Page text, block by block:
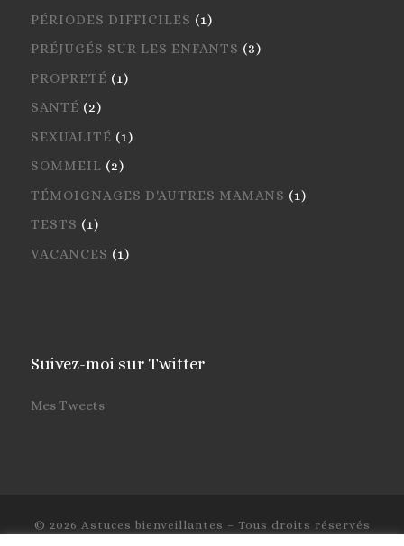
PÉRIODES DIFFICILES (1)
PRÉJUGÉS SUR LES ENFANTS (3)
PROPRETÉ (1)
SANTÉ (2)
SEXUALITÉ (1)
SOMMEIL (2)
TÉMOIGNAGES D'AUTRES MAMANS (1)
TESTS (1)
VACANCES (1)
Suivez-moi sur Twitter
Mes Tweets
© 2026 Astuces bienveillantes – Tous droits réservés